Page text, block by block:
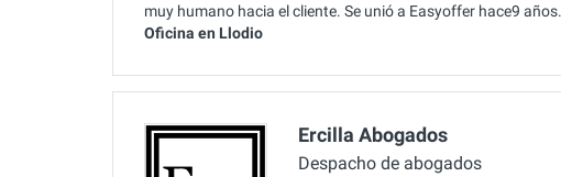
muy humano hacia el cliente. Se unió a Easyoffer hace9 años.
Oficina en Llodio
Ercilla Abogados
Despacho de abogados